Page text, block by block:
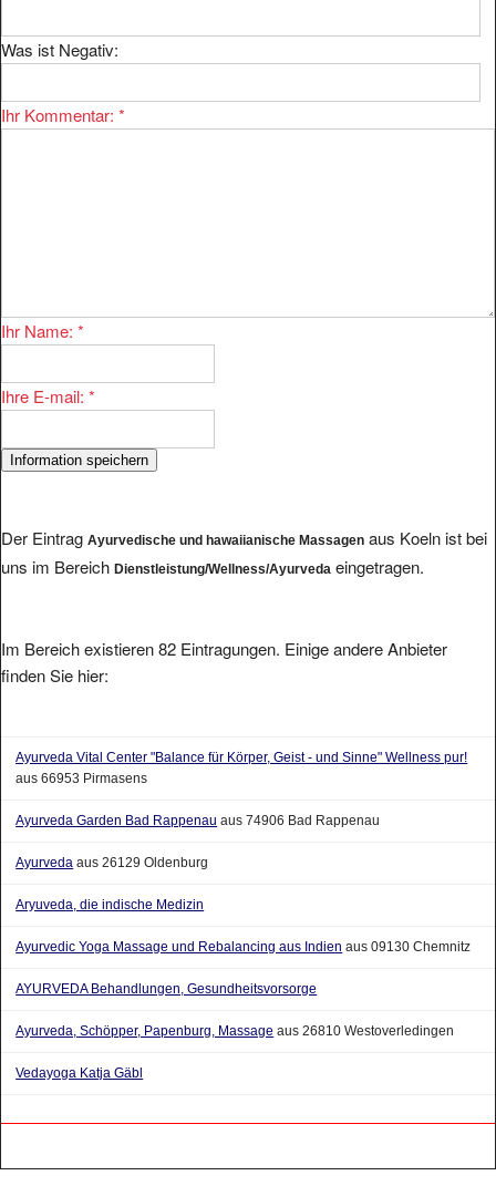
Was ist Negativ:
Ihr Kommentar: *
Ihr Name: *
Ihre E-mail: *
Der Eintrag Ayurvedische und hawaiianische Massagen aus Koeln ist bei
uns im Bereich Dienstleistung/Wellness/Ayurveda eingetragen.
Im Bereich existieren 82 Eintragungen. Einige andere Anbieter
finden Sie hier:
Ayurveda Vital Center "Balance für Körper, Geist - und Sinne" Wellness pur!
aus 66953 Pirmasens
Ayurveda Garden Bad Rappenau aus 74906 Bad Rappenau
Ayurveda aus 26129 Oldenburg
Aryuveda, die indische Medizin
Ayurvedic Yoga Massage und Rebalancing aus Indien aus 09130 Chemnitz
AYURVEDA Behandlungen, Gesundheitsvorsorge
Ayurveda, Schöpper, Papenburg, Massage aus 26810 Westoverledingen
Vedayoga Katja Gäbl